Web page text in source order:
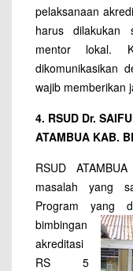
pelaksanaan
harus dilakukan
mentor lokal.
dikomunikasikan
wajib memberikan
4. RSUD Dr.
ATAMBUA KAB.
RSUD
masalah yang
Program yang
bimbingan
akreditasi
RS 5